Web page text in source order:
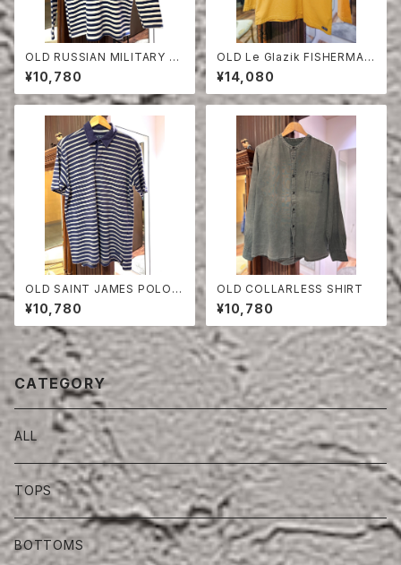
OLD RUSSIAN MILITARY B
ORDER CUT-SEW
¥10,780
OLD Le Glazik FISHERMAN
SMOCK
¥14,080
OLD SAINT JAMES POLO S
HIRT
¥10,780
OLD COLLARLESS SHIRT
¥10,780
CATEGORY
ALL
TOPS
BOTTOMS